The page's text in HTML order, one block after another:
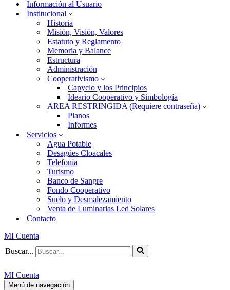
Información al Usuario
Institucional
Historia
Misión, Visión, Valores
Estatuto y Reglamento
Memoria y Balance
Estructura
Administración
Cooperativismo
Capyclo y los Principios
Ideario Cooperativo y Simbología
AREA RESTRINGIDA (Requiere contraseña)
Planos
Informes
Servicios
Agua Potable
Desagües Cloacales
Telefonía
Turismo
Banco de Sangre
Fondo Cooperativo
Suelo y Desmalezamiento
Venta de Luminarias Led Solares
Contacto
MI Cuenta
Buscar...
MI Cuenta
Menú de navegación